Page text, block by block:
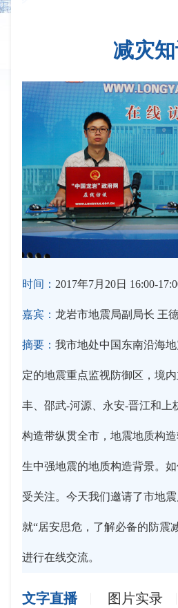
减灾
时间： 2017年7月20日 16:00-
嘉宾： 龙岩市地震局副局长 王
摘要： 我市地处中国东南沿海
定的地震重点监视防御区，境
丰、邵武-河源、永安-晋江和上
构造带纵贯全市，地震地质构
生中强地震的地质构造背景。
受关注。今天我们邀请了市地
就“居安思危，了解必备的防震
进行在线交流。
文字直播 图片实录